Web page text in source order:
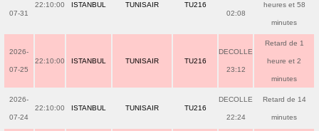
07-31
22:10:00 ISTANBUL TUNISAIR TU216
02:08
heures et 58
minutes
2026-
07-25
22:10:00 ISTANBUL TUNISAIR TU216
DECOLLE
23:12
Retard de 1
heure et 2
minutes
2026-
07-24
22:10:00 ISTANBUL TUNISAIR TU216
DECOLLE
22:24
Retard de 14
minutes